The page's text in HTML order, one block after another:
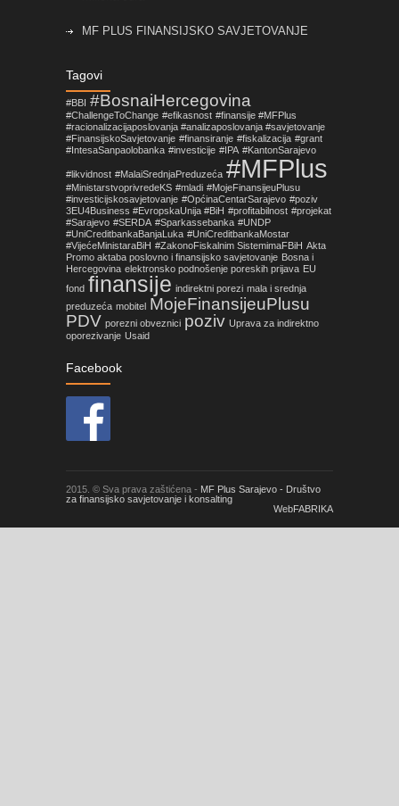
MF PLUS FINANSIJSKO SAVJETOVANJE
primjenu Zakona o fiskalnim sistemima u FBiH!
Nova prilika za mala i srednja preduzeća sa
područja Općine Centar Sarajevo
Tagovi
#BBI #BosnaiHercegovina
#ChallengeToChange #efikasnost #finansije #MFPlus
#racionalizacijaposlovanja #analizaposlovanja #savjetovanje
#FinansijskoSavjetovanje #finansiranje #fiskalizacija #grant
#IntesaSanpaolobanka #investicije #IPA #KantonSarajevo
#likvidnost #MalaiSrednjaPreduzeća #MFPlus
#MinistarstvoprivredeKS #mladi #MojeFinansijeuPlusu
#investicijskosavjetovanje #OpćinaCentarSarajevo #poziv
3EU4Business #EvropskaUnija #BiH #profitabilnost #projekat
#Sarajevo #SERDA #Sparkassebanka #UNDP
#UniCreditbankaBanjaLuka #UniCreditbankaMostar
#VijećeMinistaraBiH #ZakonoFiskalnim SistemimaFBiH Akta
Promo aktaba poslovno i finansijsko savjetovanje Bosna i
Hercegovina elektronsko podnošenje poreskih prijava EU
fond finansije indirektni porezi mala i srednja
preduzeća mobitel MojeFinansijeuPlusu
PDV porezni obveznici poziv Uprava za indirektno
oporezivanje Usaid
Facebook
2015. © Sva prava zaštićena - MF Plus Sarajevo - Društvo
za finansijsko savjetovanje i konsalting
WebFABRIKA